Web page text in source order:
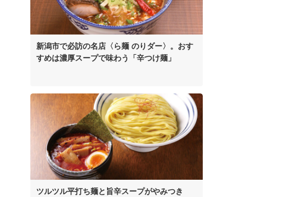
新潟市で必訪の名店 〈ら麺 のりダー〉。 おす
すめは濃厚スープで味わう「辛つけ麺」
ツルツル平打ち麺と 旨辛スープがやみつき